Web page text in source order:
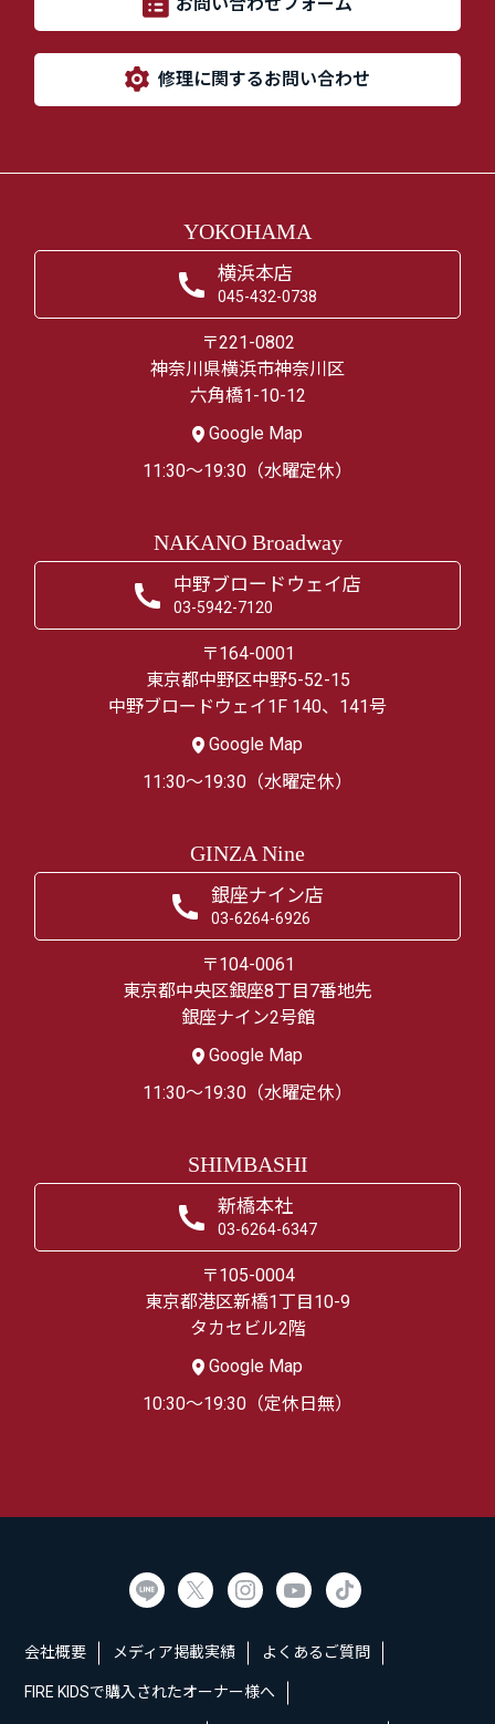
修理に関するお問い合わせ
YOKOHAMA
横浜本店
045-432-0738
〒221-0802
神奈川県横浜市神奈川区
六角橋1-10-12
Google Map
11:30～19:30（水曜定休）
NAKANO Broadway
中野ブロードウェイ店
03-5942-7120
〒164-0001
東京都中野区中野5-52-15
中野ブロードウェイ1F 140、141号
Google Map
11:30～19:30（水曜定休）
GINZA Nine
銀座ナイン店
03-6264-6926
〒104-0061
東京都中央区銀座8丁目7番地先
銀座ナイン2号館
Google Map
11:30～19:30（水曜定休）
SHIMBASHI
新橋本社
03-6264-6347
〒105-0004
東京都港区新橋1丁目10-9
タカセビル2階
Google Map
10:30～19:30（定休日無）
会社概要 メディア掲載実績 よくあるご質問
FIRE KIDSで購入されたオーナー様へ